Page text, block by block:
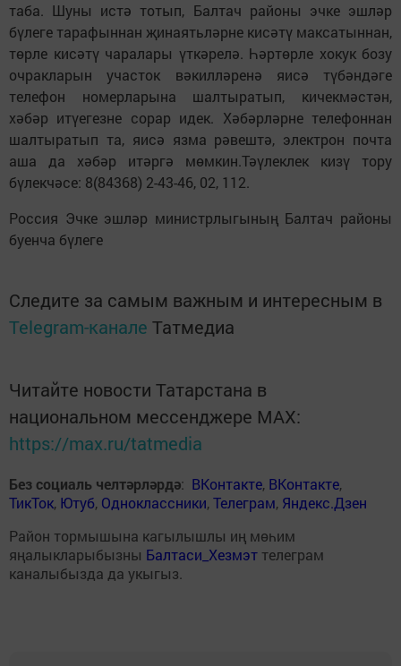
таба. Шуны истә тотып, Балтач районы эчке эшләр
бүлеге тарафыннан җинаятьләрне кисәтү максатыннан,
төрле кисәтү чаралары үткәрелә. Һәртөрле хокук бозу
очракларын участок вәкилләренә яисә түбәндәге
телефон номерларына шалтыратып, кичекмәстән,
хәбәр итүегезне сорар идек. Хәбәрләрне телефоннан
шалтыратып та, яисә язма рәвештә, электрон почта
аша да хәбәр итәргә мөмкин.Тәүлеклек кизү тору
бүлекчәсе: 8(84368) 2-43-46, 02, 112.
Россия Эчке эшләр министрлыгының Балтач районы
буенча бүлеге
Следите за самым важным и интересным в
Telegram-канале Татмедиа
Читайте новости Татарстана в
национальном мессенджере MАХ:
https://max.ru/tatmedia
Без социаль челтәрләрдә: ВКонтакте, ВКонтакте,
ТикТок, Ютуб, Одноклассники,Телеграм, Яндекс.Дзен
Район тормышына кагылышлы иң мөһим
яңалыкларыбызны Балтаси_Хезмэт телеграм
каналыбызда да укыгыз.